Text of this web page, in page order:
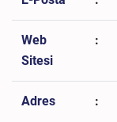
Web
Sitesi
:
Adres :